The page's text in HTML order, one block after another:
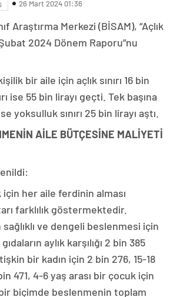
26 Mart 2024 01:36
Araştırma Merkezi (BİSAM), “Açlık
2024 Dönem Raporu”nu
bir aile için açlık sınırı 16 bin
ise 55 bin lirayı geçti. Tek başına
yoksulluk sınırı 25 bin lirayı aştı.
AİLE BÜTÇESİNE MALİYETİ
için her aile ferdinin alması
farklılık göstermektedir.
ve dengeli beslenmesi için
aylık karşılığı 2 bin 385
bir kadın için 2 bin 276, 15-18
471, 4-6 yaş arası bir çocuk için
bir biçimde beslenmenin toplam